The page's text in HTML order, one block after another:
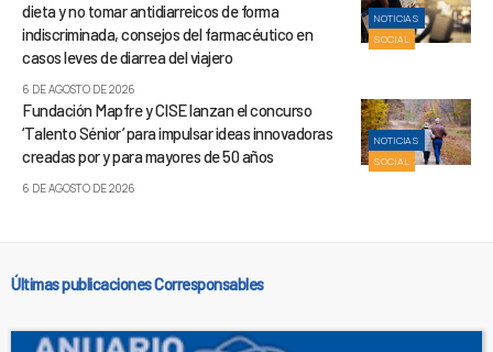
NOTICIAS
SOCIAL
dieta y no tomar antidiarreicos de forma
indiscriminada, consejos del farmacéutico en
casos leves de diarrea del viajero
6 DE AGOSTO DE 2026
NOTICIAS
SOCIAL
Fundación Mapfre y CISE lanzan el concurso
‘Talento Sénior’ para impulsar ideas innovadoras
creadas por y para mayores de 50 años
6 DE AGOSTO DE 2026
Últimas publicaciones Corresponsables